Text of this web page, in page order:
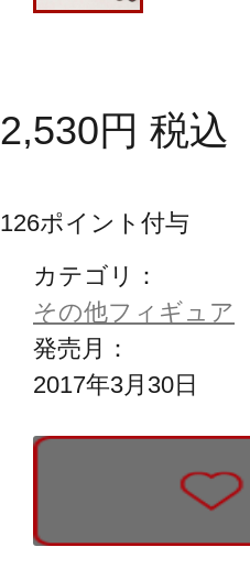
2,530円 税込
126ポイント付与
カテゴリ：
その他フィギュア
発売月：
2017年3月30日